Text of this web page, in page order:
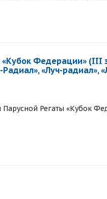
Федерации» (III
Радиал», «Луч-радиал»,
Регаты «Кубок